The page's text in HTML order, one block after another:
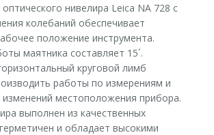
нивелира Leica NA 728 с
колебаний обеспечивает
положение инструмента.
маятника составляет 15´.
круговой лимб
работы по измерениям и
изменений местоположения прибора.
выполнен из качественных
и обладает высокими